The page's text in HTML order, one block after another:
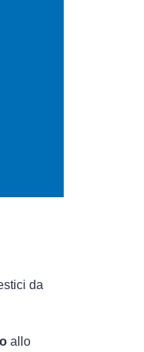
da
allo